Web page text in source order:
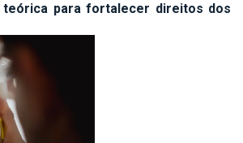
teórica para fortalecer direitos dos